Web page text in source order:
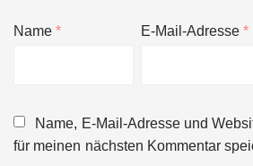
Name* E-Mail-Adresse*
Name, E-Mail-Adresse und
für meinen nächsten Kommentar